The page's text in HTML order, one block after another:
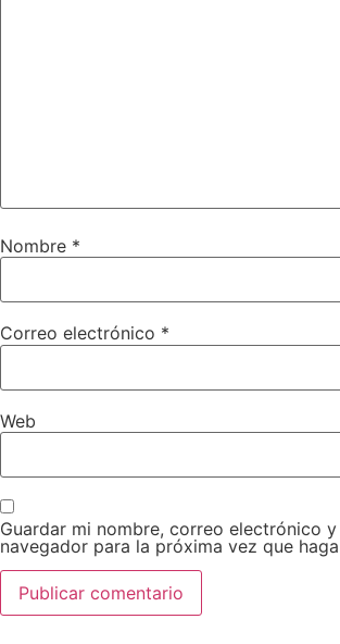
Nombre *
Correo electrónico *
Web
Guardar mi nombre, correo electrónico
navegador para la próxima vez que